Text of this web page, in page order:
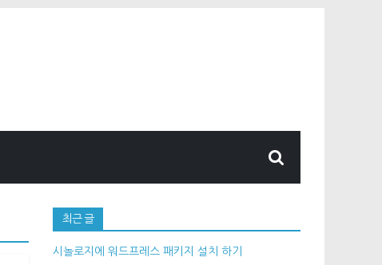
최근 글
시놀로지에 워드프레스 패키지 설치 하기